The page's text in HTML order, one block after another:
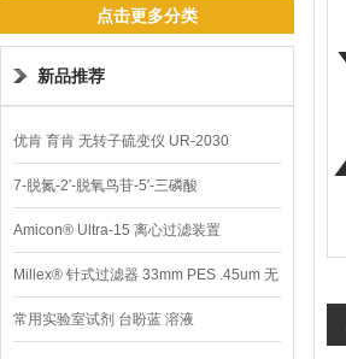
点击更多分类
新品推荐
优肯 育肯 无转子硫变仪 UR-2030
7-脱氮-2′-脱氧鸟苷-5′-三磷酸
Amicon® Ultra-15 离心过滤装置
Millex® 针式过滤器 33mm PES .45um 无
菌
常用实验室试剂 台盼蓝 溶液